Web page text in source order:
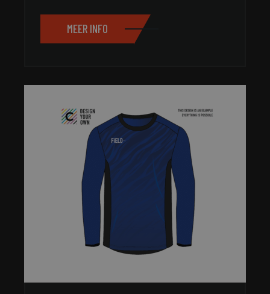
MEER INFO